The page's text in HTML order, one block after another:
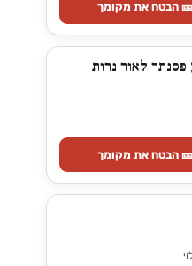
🎫 הבטח את מקומך
🎫 הבטח את מקומך